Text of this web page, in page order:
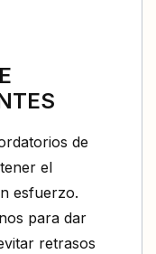
de
el
esfuerzo.
para dar
retrasos